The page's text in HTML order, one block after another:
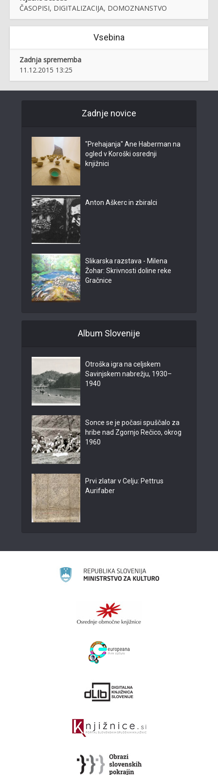
ČASOPISI, DIGITALIZACIJA, DOMOZNANSTVO
Vsebina
Zadnja sprememba
11.12.2015 13:25
Zadnje novice
"Prehajanja" Ane Haberman na
ogled v Koroški osrednji
knjižnici
Anton Aškerc in zbiralci
Slikarska razstava - Milena
Žohar: Skrivnosti doline reke
Gračnice
Album Slovenije
Otroška igra na celjskem
Savinjskem nabrežju, 1930–
1940
Sonce se je počasi spuščalo za
hribe nad Zgornjo Rečico, okrog
1960
Prvi zlatar v Celju: Pettrus
Aurifaber